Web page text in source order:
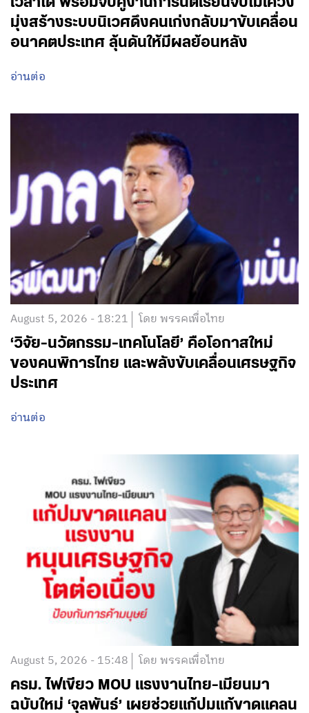
มุ่งสร้างระบบนิเวศดึงคนเก่งกลับมาขับเคลื่อน
อนาคตประเทศ ลุ้นดันให้มีผลย้อนหลัง
อ่านต่อ
August 5, 2026 - 18:21 โดย พรรคเพื่อไทย
‘วิจัย-นวัตกรรม-เทคโนโลยี’ คือโอกาสใหม่
ของคนพิการไทย และพลังขับเคลื่อนเศรษฐกิจ
ประเทศ
อ่านต่อ
August 5, 2026 - 15:48 โดย พรรคเพื่อไทย
ครม. ไฟเขียว MOU แรงงานไทย-เมียนมา
ฉบับใหม่ ‘จุลพันธ์’ เผยช่วยแก้ปมแก้ขาดแคลน